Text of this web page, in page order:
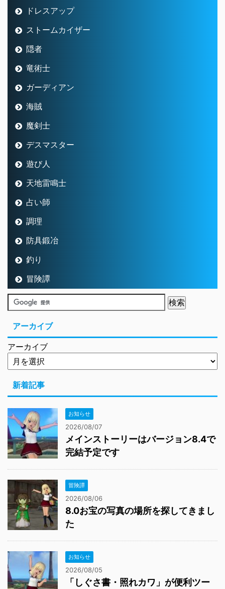
ドレスアップ
ストームカイザー
隠者
竜術士
ガーディアン
海賊
魔剣士
デスマスター
遊び人
天地雷鳴士
占い師
調理
防具鍛冶
釣り
冒険譚
アーカイブ
アーカイブ
新着記事
お知らせ
2026/08/07
メインストーリーはバージョン8.4で
完結予定です
冒険譚
2026/08/06
8.0お宝の写真の場所を探してきまし
た
お知らせ
2026/08/05
「しぐさ書・照れカワ」が便利ツー